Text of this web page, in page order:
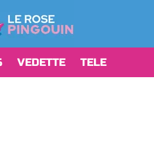
VEDETTE TELE